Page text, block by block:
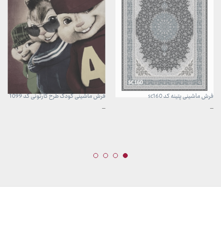
فرش ماشینی پتینه کد sc160
–محدوده
فرش ماشینی کودک طرح کارتونی کد 1099
–محدوده